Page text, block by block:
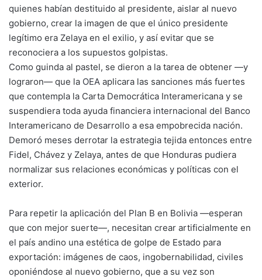
quienes habían destituido al presidente, aislar al nuevo
gobierno, crear la imagen de que el único presidente
legítimo era Zelaya en el exilio, y así evitar que se
reconociera a los supuestos golpistas.
Como guinda al pastel, se dieron a la tarea de obtener —y
lograron— que la OEA aplicara las sanciones más fuertes
que contempla la Carta Democrática Interamericana y se
suspendiera toda ayuda financiera internacional del Banco
Interamericano de Desarrollo a esa empobrecida nación.
Demoró meses derrotar la estrategia tejida entonces entre
Fidel, Chávez y Zelaya, antes de que Honduras pudiera
normalizar sus relaciones económicas y políticas con el
exterior.
Para repetir la aplicación del Plan B en Bolivia —esperan
que con mejor suerte—, necesitan crear artificialmente en
el país andino una estética de golpe de Estado para
exportación: imágenes de caos, ingobernabilidad, civiles
oponiéndose al nuevo gobierno, que a su vez son